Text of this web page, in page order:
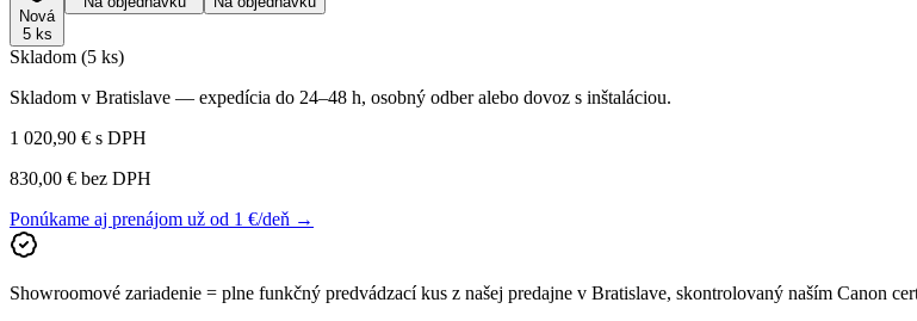
Nová
5 ks
Skladom (5 ks)
Skladom v Bratislave — expedícia do 24–48 h, osobný odber alebo dovoz s inštaláciou.
1 020,90 € s DPH
830,00 € bez DPH
Ponúkame aj prenájom už od 1 €/deň →
Showroomové zariadenie = plne funkčný predvádzací kus z našej predajne v Bratislave, skontrolovaný naším Canon